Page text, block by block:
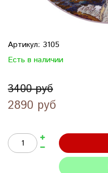
Артикул: 3105
Есть в наличии
3400 руб
2890 руб